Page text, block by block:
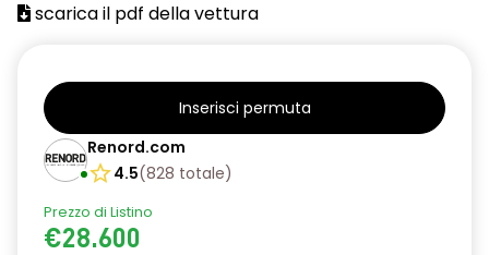
attacco isofix
bracciolo anteriore con vano portaoggetti
cartografia standard
cerchi in lega da 18''
climatizzatore automatico
scarica il pdf della vettura
Inserisci permuta
Renord.com
4.5(828 totale)
Prezzo di Listino
€28.600